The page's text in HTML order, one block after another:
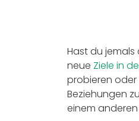
Hast du
neue Ziele in
probieren oder
Beziehungen
einem